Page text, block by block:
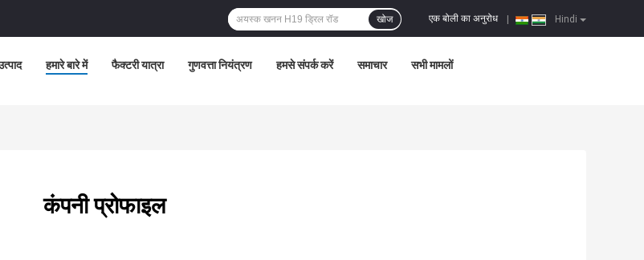
Hindi
एक बोली का अनुरोध
खोज
हमारे बारे में फैक्टरी यात्रा गुणवत्ता नियंत्रण हमसे संपर्क करें समाचार सभी मामलों
कंपनी प्रोफाइल